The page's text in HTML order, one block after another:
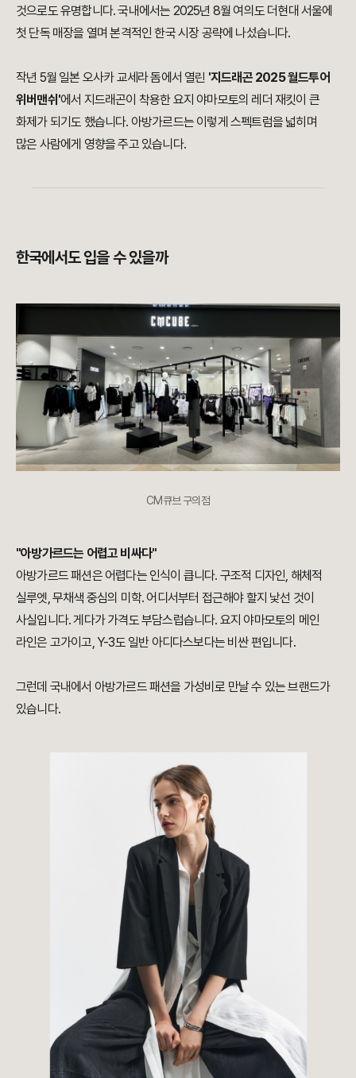
것으로도 유명합니다. 국내에서는 2025년 8월 여의도 더현대 서울에
첫 단독 매장을 열며 본격적인 한국 시장 공략에 나섰습니다.
작년 5월 일본 오사카 교세라 돔에서 열린 '지드래곤 2025 월드투어
위버맨쉬'에서 지드래곤이 착용한 요지 야마모토의 레더 재킷이 큰
화제가 되기도 했습니다. 아방가르드는 이렇게 스펙트럼을 넓히며
많은 사람에게 영향을 주고 있습니다.
한국에서도 입을 수 있을까
CM큐브 구의점
"아방가르드는 어렵고 비싸다"
아방가르드 패션은 어렵다는 인식이 큽니다. 구조적 디자인, 해체적
실루엣, 무채색 중심의 미학. 어디서부터 접근해야 할지 낯선 것이
사실입니다. 게다가 가격도 부담스럽습니다. 요지 야마모토의 메인
라인은 고가이고, Y-3도 일반 아디다스보다는 비싼 편입니다.
그런데 국내에서 아방가르드 패션을 가성비로 만날 수 있는 브랜드가
있습니다.